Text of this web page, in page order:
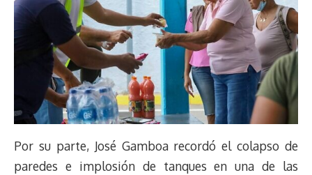
Por su parte, José Gamboa recordó el colapso de
paredes e implosión de tanques en una de las